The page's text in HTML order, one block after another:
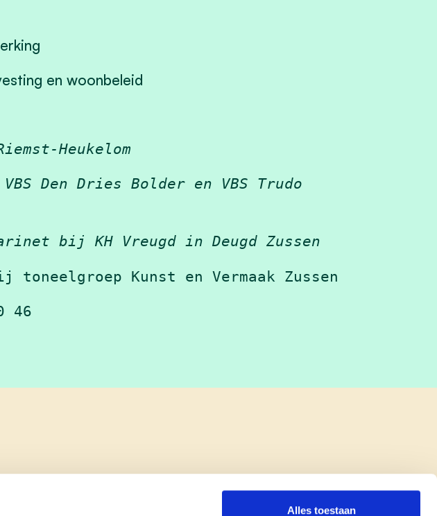
Alles toestaan
en woonbeleid
Heukelom
Den Dries Bolder en VBS Trudo
bij KH Vreugd in Deugd Zussen
Kunst en Vermaak Zussen
46